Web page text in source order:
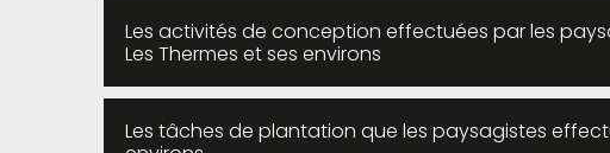
Les activités de conception effectuées par les
Les Thermes et ses environs
Les tâches de plantation que les paysagistes